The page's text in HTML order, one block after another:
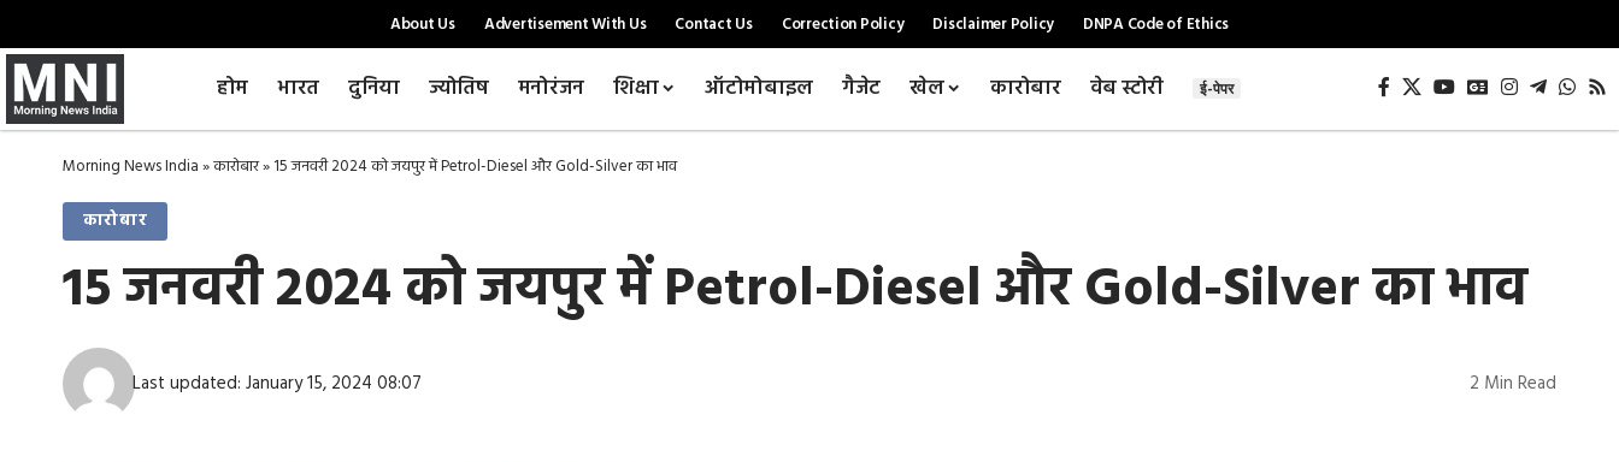
About Us Advertisement With Us Contact Us Correction Policy Disclaimer Policy DNPA Code of Ethics
होम भारत दुनिया ज्योतिष मनोरंजन शिक्षा ऑटोमोबाइल गैजेट खेल कारोबार वेब स्टोरी ई-पेपर
Morning News India»कारोबार»15 जनवरी 2024 को जयपुर में Petrol-Diesel और Gold-Silver का भाव
कारोबार
15 जनवरी 2024 को जयपुर में Petrol-Diesel और Gold-Silver का भाव
Last updated: January 15, 2024 08:07 2 Min Read